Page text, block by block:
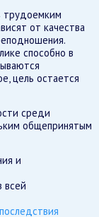
трудоемким
от качества
способно в
цель остается
среди
общепринятым
и
всей
последствия